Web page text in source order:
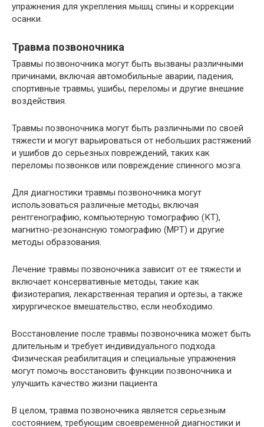
упражнения для укрепления мышц спины и коррекции
осанки.
Травма позвоночника
Травмы позвоночника могут быть вызваны различными
причинами, включая автомобильные аварии, падения,
спортивные травмы, ушибы, переломы и другие внешние
воздействия.
Травмы позвоночника могут быть различными по своей
тяжести и могут варьироваться от небольших растяжений
и ушибов до серьезных повреждений, таких как
переломы позвонков или повреждение спинного мозга.
Для диагностики травмы позвоночника могут
использоваться различные методы, включая
рентгенографию, компьютерную томографию (КТ),
магнитно-резонансную томографию (МРТ) и другие
методы образования.
Лечение травмы позвоночника зависит от ее тяжести и
включает консервативные методы, такие как
физиотерапия, лекарственная терапия и ортезы, а также
хирургическое вмешательство, если необходимо.
Восстановление после травмы позвоночника может быть
длительным и требует индивидуального подхода.
Физическая реабилитация и специальные упражнения
могут помочь восстановить функции позвоночника и
улучшить качество жизни пациента.
В целом, травма позвоночника является серьезным
состоянием, требующим своевременной диагностики и